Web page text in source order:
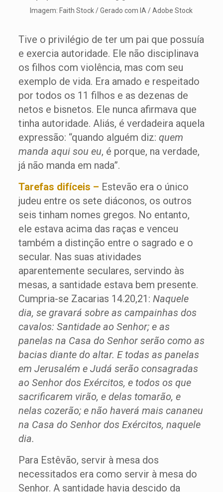
Imagem: Faith Stock / Gerado com IA / Adobe Stock
Tive o privilégio de ter um pai que possuía
e exercia autoridade. Ele não disciplinava
os filhos com violência, mas com seu
exemplo de vida. Era amado e respeitado
por todos os 11 filhos e as dezenas de
netos e bisnetos. Ele nunca afirmava que
tinha autoridade. Aliás, é verdadeira aquela
expressão: “quando alguém diz: quem
manda aqui sou eu, é porque, na verdade,
já não manda em nada”.
Tarefas difíceis – Estevão era o único
judeu entre os sete diáconos, os outros
seis tinham nomes gregos. No entanto,
ele estava acima das raças e venceu
também a distinção entre o sagrado e o
secular. Nas suas atividades
aparentemente seculares, servindo às
mesas, a santidade estava bem presente.
Cumpria-se Zacarias 14.20,21: Naquele
dia, se gravará sobre as campainhas dos
cavalos: Santidade ao Senhor; e as
panelas na Casa do Senhor serão como as
bacias diante do altar. E todas as panelas
em Jerusalém e Judá serão consagradas
ao Senhor dos Exércitos, e todos os que
sacrificarem virão, e delas tomarão, e
nelas cozerão; e não haverá mais cananeu
na Casa do Senhor dos Exércitos, naquele
dia.
Para Estêvão, servir à mesa dos
necessitados era como servir à mesa do
Senhor. A santidade havia descido da